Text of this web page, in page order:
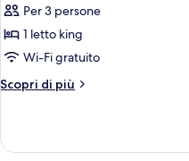
per
Camera
Premier,
letto
Per 3 persone
1 letto king
Wi-Fi gratuito
Scopri di più
Altri
Premier,